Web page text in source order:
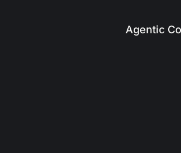
Agentic